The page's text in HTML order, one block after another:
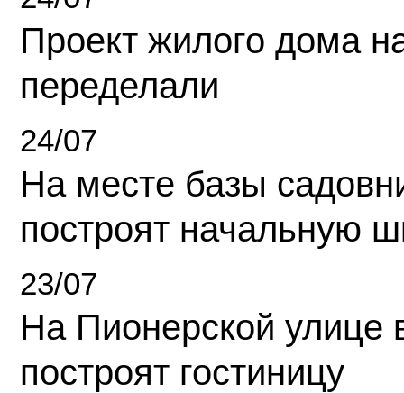
Проект жилого дома
переделали
24/07
На месте базы
построят начальную
23/07
На Пионерской улице
построят гостиницу